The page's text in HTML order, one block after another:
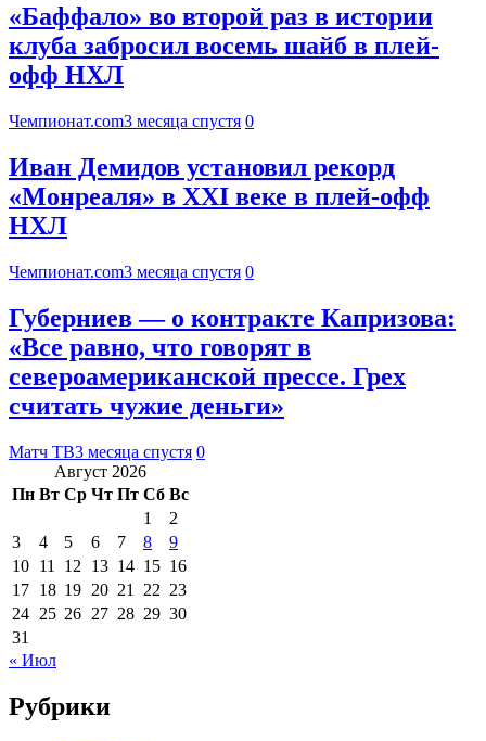
«Баффало» во второй раз в истории
клуба забросил восемь шайб в плей-
офф НХЛ
Чемпионат.com3 месяца спустя 0
Иван Демидов установил рекорд
«Монреаля» в XXI веке в плей-офф
НХЛ
Чемпионат.com3 месяца спустя 0
Губерниев — о контракте Капризова:
«Все равно, что говорят в
североамериканской прессе. Грех
считать чужие деньги»
Матч ТВ3 месяца спустя 0
Август 2026
Пн Вт Ср Чт Пт Сб Вс
1
2
3
4 5 6 7 8
9
10 11 12 13 14 15 16
17 18 19 20 21 22 23
24 25 26 27 28 29 30
31
« Июл
Рубрики